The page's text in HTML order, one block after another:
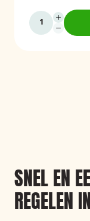
SNEL EN
REGELEN